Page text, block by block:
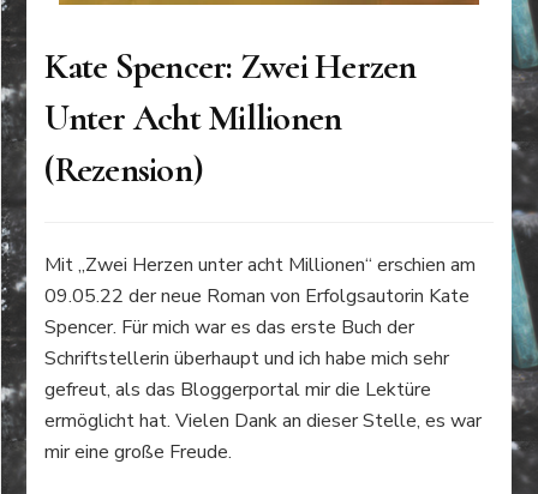
Kate Spencer: Zwei Herzen
Unter Acht Millionen
(Rezension)
Mit „Zwei Herzen unter acht Millionen“ erschien am
09.05.22 der neue Roman von Erfolgsautorin Kate
Spencer. Für mich war es das erste Buch der
Schriftstellerin überhaupt und ich habe mich sehr
gefreut, als das Bloggerportal mir die Lektüre
ermöglicht hat. Vielen Dank an dieser Stelle, es war
mir eine große Freude.